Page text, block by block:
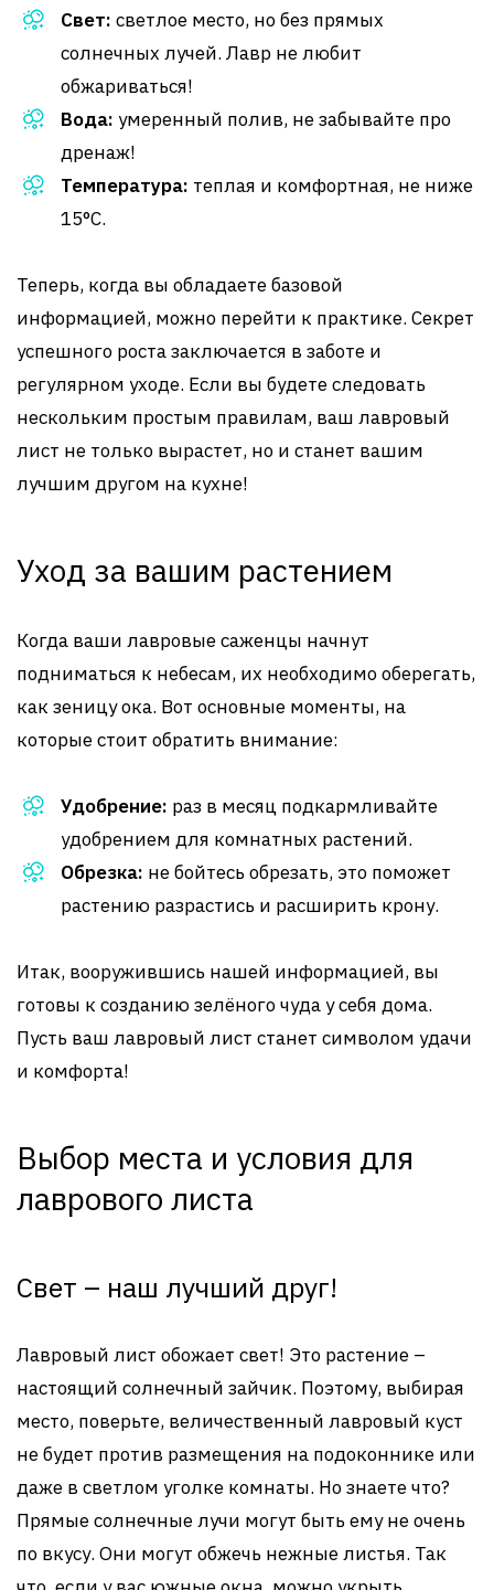
Свет: светлое место, но без прямых
солнечных лучей. Лавр не любит
обжариваться!
Вода: умеренный полив, не забывайте про
дренаж!
Температура: теплая и комфортная, не ниже
15°C.
Теперь, когда вы обладаете базовой
информацией, можно перейти к практике. Секрет
успешного роста заключается в заботе и
регулярном уходе. Если вы будете следовать
нескольким простым правилам, ваш лавровый
лист не только вырастет, но и станет вашим
лучшим другом на кухне!
Уход за вашим растением
Когда ваши лавровые саженцы начнут
подниматься к небесам, их необходимо оберегать,
как зеницу ока. Вот основные моменты, на
которые стоит обратить внимание:
Удобрение: раз в месяц подкармливайте
удобрением для комнатных растений.
Обрезка: не бойтесь обрезать, это поможет
растению разрастись и расширить крону.
Итак, вооружившись нашей информацией, вы
готовы к созданию зелёного чуда у себя дома.
Пусть ваш лавровый лист станет символом удачи
и комфорта!
Выбор места и условия для
лаврового листа
Свет – наш лучший друг!
Лавровый лист обожает свет! Это растение –
настоящий солнечный зайчик. Поэтому, выбирая
место, поверьте, величественный лавровый куст
не будет против размещения на подоконнике или
даже в светлом уголке комнаты. Но знаете что?
Прямые солнечные лучи могут быть ему не очень
по вкусу. Они могут обжечь нежные листья. Так